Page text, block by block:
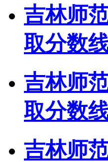
吉林师
取分数
吉林师
取分数
吉林师